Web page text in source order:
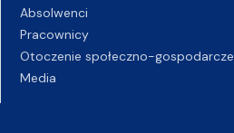
Absolwenci
Pracownicy
Otoczenie społeczno-gospodarcze
Media